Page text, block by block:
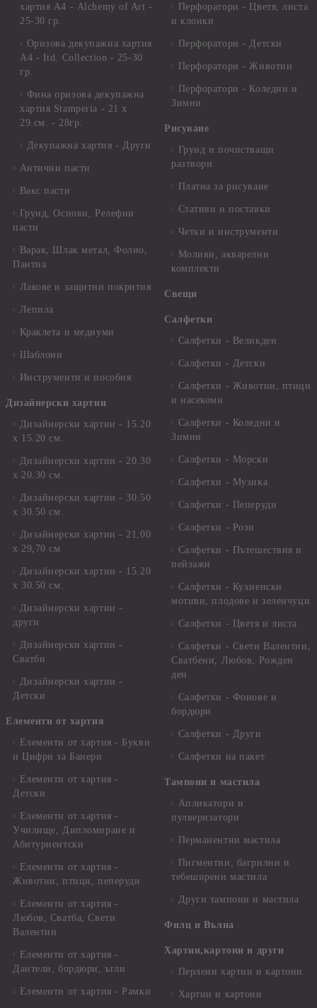
хартия А4 - Alchemy of Art -
25-30 гр.
Оризова декупажна хартия
А4 - Itd. Collection - 25-30
гр.
Фина оризова декупажна
хартия Stamperia - 21 х
29.см. - 28гр.
Декупажна хартия - Други
Антични пасти
Вакс пасти
Грунд, Основи, Релефни
пасти
Варак, Шлак метал, Фолио,
Пантна
Лакове и защитни покрития
Лепила
Краклета и медиуми
Шаблони
Инструменти и пособия
Дизайнерски хартии
Дизайнерски хартии - 15.20
х 15.20 см.
Дизайнерски хартии - 20.30
х 20.30 см.
Дизайнерски хартии - 30.50
х 30.50 см.
Дизайнерски хартии - 21,00
х 29,70 см
Дизайнерски хартии - 15.20
x 30.50 см.
Дизайнерски хартии -
други
Дизайнерски хартии -
Сватби
Дизайнерски хартии -
Детски
Елементи от хартия
Елементи от хартия - Букви
и Цифри за Банери
Елементи от хартия -
Детски
Елементи от хартия -
Училище, Дипломиране и
Абитуриентски
Елементи от хартия -
Животни, птици, пеперуди
Елементи от хартия -
Любов, Сватба, Свети
Валентин
Елементи от хартия -
Дантели, бордюри, ъгли
Елементи от хартия - Рамки
Перфоратори - Цветя, листа
и клонки
Перфоратори - Детски
Перфоратори - Животни
Перфоратори - Коледни и
Зимни
Рисуване
Грунд и почистващи
разтвори
Платна за рисуване
Стативи и поставки
Четки и инструменти
Моливи, акварелни
комплекти
Свещи
Салфетки
Салфетки - Великден
Салфетки - Детски
Салфетки - Животни, птици
и насекоми
Салфетки - Коледни и
Зимни
Салфетки - Морски
Салфетки - Музика
Салфетки - Пеперуди
Салфетки - Рози
Салфетки - Пътешествия и
пейзажи
Салфетки - Кухненски
мотиви, плодове и зеленчуци
Салфетки - Цветя и листа
Салфетки - Свети Валентин,
Сватбени, Любов, Рожден
ден
Салфетки - Фонове и
бордюри
Салфетки - Други
Салфетки на пакет
Тампони и мастила
Апликатори и
пулверизатори
Перманентни мастила
Пигментни, багрилни и
тебеширени мастила
Други тампони и мастила
Филц и Вълна
Хартии,картони и други
Перлени хартии и картони
Хартии и картони